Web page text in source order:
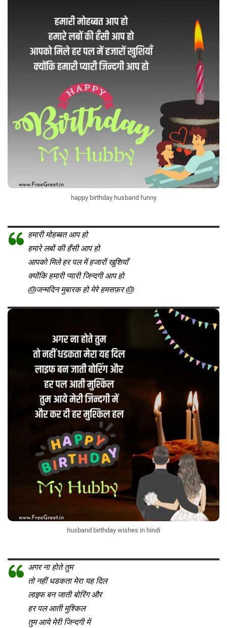
happy birthday husband funny
हमारी मोहब्बत आप हो
हमारे लबों की हँसी आप हो
आपको मिले हर पल में हजारों खुशियाँ
क्योंकि हमारी प्यारी जिन्दगी आप हो
🎂जन्मदिन मुबारक हो मेरे हमसफ़र 🎂
husband birthday wishes in hindi
अगर ना होते तुम
तो नहीं धडकता मेरा यह दिल
लाइफ बन जाती बोरिंग और
हर पल आती मुश्किल
तुम आये मेरी जिन्दगी में